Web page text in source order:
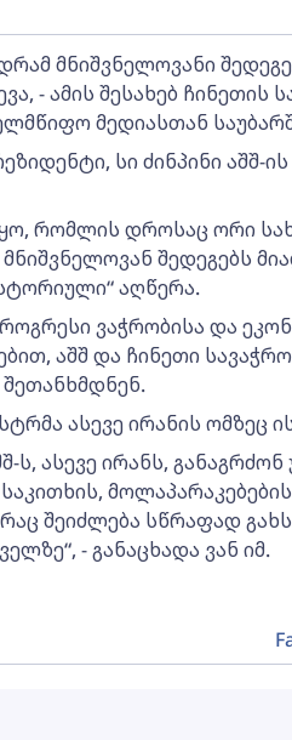
მნიშვნელოვანი
- ამის შესახებ ჩინეთის
მედიასთან
სი ძინპინი აშშ-
რომლის დროსაც ორი
შედეგებს
აღწერა.
ვაჭრობისა და
აშშ და ჩინეთი
შეთანხმდნენ.
ასევე ირანის ომზეც
ასევე ირანს, განაგრძონ
შეიძლება სწრაფად
- განაცხადა ვან იმ.